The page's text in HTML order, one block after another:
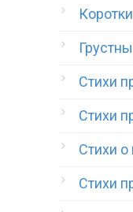
Стихи
Стихи
Стихи о
Стихи